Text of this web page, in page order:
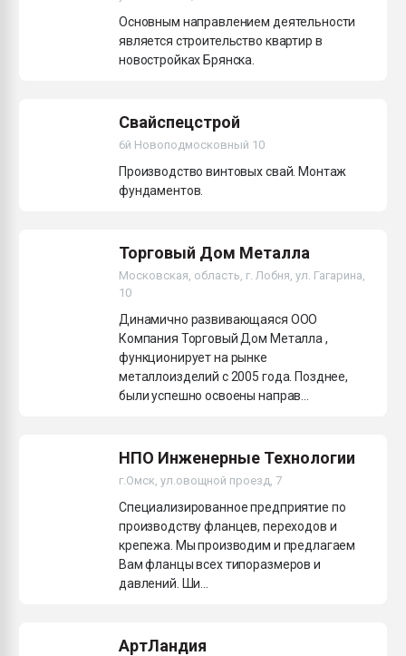
бутылок
Основным направлением деятельности
является строительство квартир в
новостройках Брянска.
Свайспецстрой
6й Новоподмосковный 10
Производство винтовых свай. Монтаж
фундаментов.
НПО Инженерные Технологии
г.Омск, ул.овощной проезд, 7
Cпециализированное предприятие по
производству фланцев, переходов и
крепежа. Мы производим и предлагаем
Вам фланцы всех типоразмеров и
давлений. Ши...
Торговый Дом Металла
Московская, область, г. Лобня, ул. Гагарина,
10
Динамично развивающаяся ООО
Компания Торговый Дом Металла ,
функционирует на рынке
металлоизделий с 2005 года. Позднее,
были успешно освоены направ...
АртЛандия